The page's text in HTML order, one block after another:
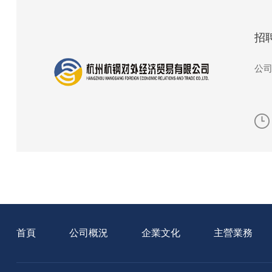
招
公
首頁 公司概況 企業文化 主營業務